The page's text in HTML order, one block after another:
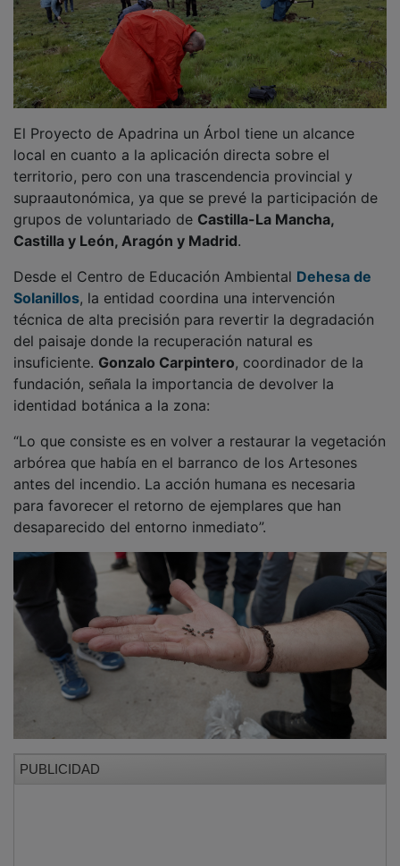
El Proyecto de Apadrina un Árbol tiene un alcance
local en cuanto a la aplicación directa sobre el
territorio, pero con una trascendencia provincial y
supraautonómica, ya que se prevé la participación de
grupos de voluntariado de Castilla-La Mancha,
Castilla y León, Aragón y Madrid.
Desde el Centro de Educación Ambiental Dehesa de
Solanillos, la entidad coordina una intervención
técnica de alta precisión para revertir la degradación
del paisaje donde la recuperación natural es
insuficiente. Gonzalo Carpintero, coordinador de la
fundación, señala la importancia de devolver la
identidad botánica a la zona:
“Lo que consiste es en volver a restaurar la vegetación
arbórea que había en el barranco de los Artesones
antes del incendio. La acción humana es necesaria
para favorecer el retorno de ejemplares que han
desaparecido del entorno inmediato”.
PUBLICIDAD